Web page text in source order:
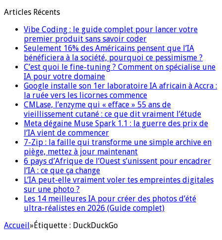
Articles Récents
Vibe Coding : le guide complet pour lancer votre
premier produit sans savoir coder
Seulement 16% des Américains pensent que l’IA
bénéficiera à la société, pourquoi ce pessimisme ?
C’est quoi le fine-tuning ? Comment on spécialise une
IA pour votre domaine
Google installe son 1er laboratoire IA africain à Accra :
la ruée vers les licornes commence
CMLase, l’enzyme qui « efface » 55 ans de
vieillissement cutané : ce que dit vraiment l’étude
Meta dégaine Muse Spark 1.1 : la guerre des prix de
l’IA vient de commencer
7-Zip : la faille qui transforme une simple archive en
piège, mettez à jour maintenant
6 pays d’Afrique de l’Ouest s’unissent pour encadrer
l’IA : ce que ça change
L’IA peut-elle vraiment voler tes empreintes digitales
sur une photo ?
Les 14 meilleures IA pour créer des photos d’été
ultra-réalistes en 2026 (Guide complet)
Accueil»Étiquette : DuckDuckGo